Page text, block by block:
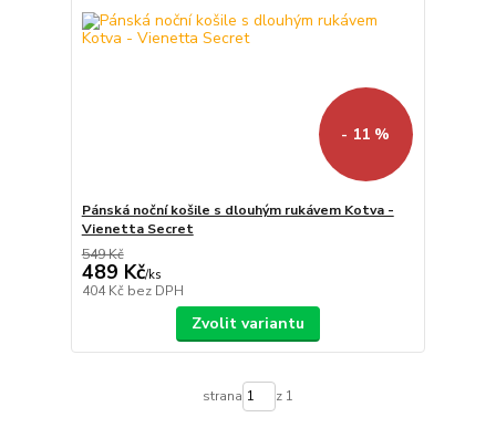
- 11 %
Pánská noční košile s dlouhým rukávem Kotva -
Vienetta Secret
549 Kč
489 Kč/ks
404 Kč bez DPH
Zvolit variantu
strana z 1